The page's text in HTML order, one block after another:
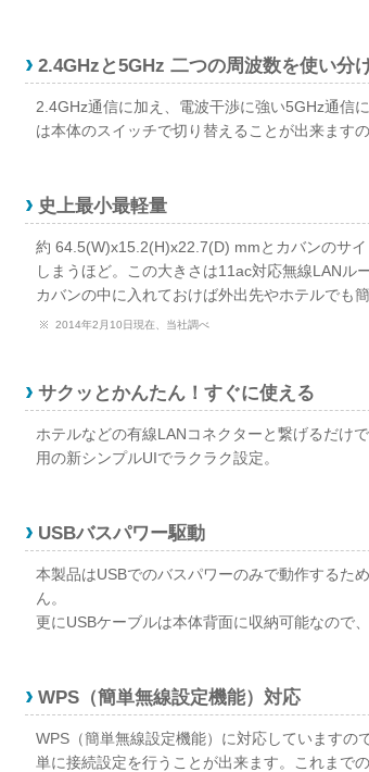
2.4GHzと5GHz 二つの周波数を使い分
2.4GHz通信に加え、電波干渉に強い5GHz通信
は本体のスイッチで切り替えることが出来ます
史上最小最軽量
約 64.5(W)x15.2(H)x22.7(D) mmとカバンのサ
しまうほど。この大きさは11ac対応無線LANル
カバンの中に入れておけば外出先やホテルでも
2014年2月10日現在、当社調べ
サクッとかんたん！すぐに使える
ホテルなどの有線LANコネクターと繋げるだけ
用の新シンプルUIでラクラク設定。
USBバスパワー駆動
本製品はUSBでのバスパワーのみで動作するた
ん。
更にUSBケーブルは本体背面に収納可能なので
WPS（簡単無線設定機能）対応
WPS（簡単無線設定機能）に対応していますの
単に接続設定を行うことが出来ます。これまで